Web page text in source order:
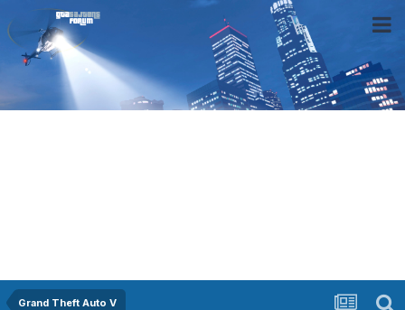
Grand Theft Auto V